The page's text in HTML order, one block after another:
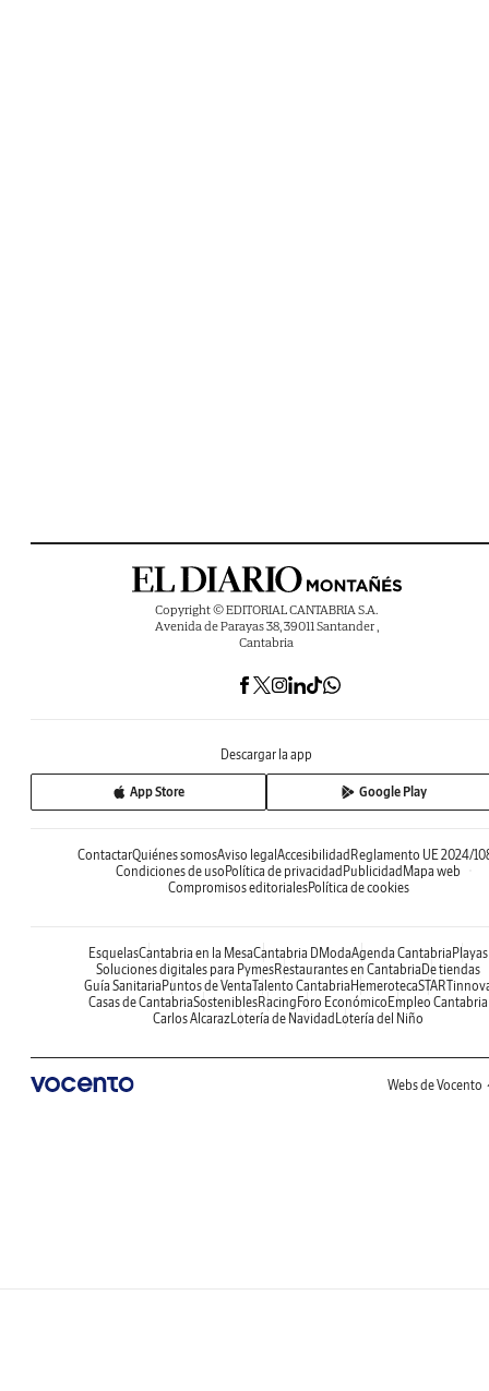
Copyright © EDITORIAL CANTABRIA S.A.
Avenida de Parayas 38, 39011 Santander ,
Cantabria
Descargar la app
App Store Google Play
ContactarQuiénes somosAviso legalAccesibilidadReglamento UE 2024/
Condiciones de usoPolítica de privacidadPublicidadMapa web
Compromisos editorialesPolítica de cookies
EsquelasCantabria en la MesaCantabria DModaAgenda CantabriaPlayas
Soluciones digitales para PymesRestaurantes en CantabriaDe tiendas
Guía SanitariaPuntos de VentaTalento CantabriaHemeroteca
Casas de CantabriaSosteniblesRacingForo EconómicoEmpleo Cantabria
Carlos AlcarazLotería de NavidadLotería del Niño
Webs de Vocento